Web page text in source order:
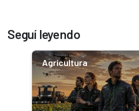
Seguí leyendo
Agricultura